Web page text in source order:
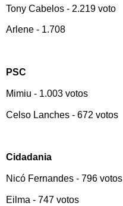
Tony Cabelos - 2.219 voto
Arlene - 1.708
PSC
Mimiu - 1.003 votos
Celso Lanches - 672 votos
Cidadania
Nicó Fernandes - 796 votos
Eilma - 747 votos